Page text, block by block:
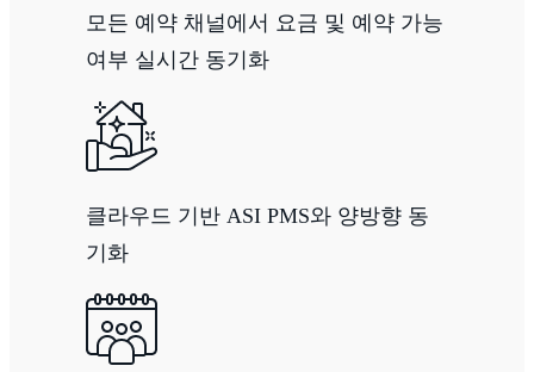
모든 예약 채널에서 요금 및 예약 가능
여부 실시간 동기화
클라우드 기반 ASI PMS와 양방향 동
기화